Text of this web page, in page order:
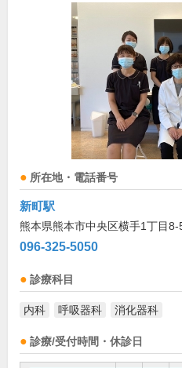
所在地・電話番号
新町駅
熊本県熊本市中央区横手1丁目8-
096-325-5050
診療科目
内科 呼吸器科 消化器科
診療/受付時間・休診日